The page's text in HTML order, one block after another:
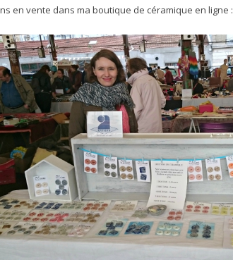
en vente dans ma boutique de céramique en ligne :